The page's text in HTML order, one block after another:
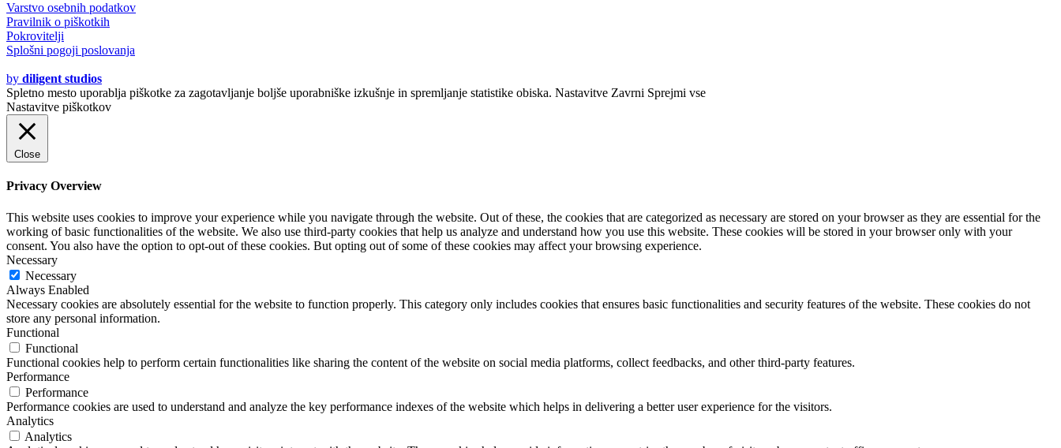
Varstvo osebnih podatkov
Pravilnik o piškotkih
Pokrovitelji
Splošni pogoji poslovanja
by diligent studios
Spletno mesto uporablja piškotke za zagotavljanje boljše uporabniške izkušnje in spremljanje statistike obiska. Nastavitve Zavrni Sprejmi vse
Nastavitve piškotkov
Close
Privacy Overview
This website uses cookies to improve your experience while you navigate through the website. Out of these, the cookies that are categorized as necessary are stored on your browser as they are essential for the
working of basic functionalities of the website. We also use third-party cookies that help us analyze and understand how you use this website. These cookies will be stored in your browser only with your
consent. You also have the option to opt-out of these cookies. But opting out of some of these cookies may affect your browsing experience.
Necessary
Necessary
Always Enabled
Necessary cookies are absolutely essential for the website to function properly. This category only includes cookies that ensures basic functionalities and security features of the website. These cookies do not
store any personal information.
Functional
Functional
Functional cookies help to perform certain functionalities like sharing the content of the website on social media platforms, collect feedbacks, and other third-party features.
Performance
Performance
Performance cookies are used to understand and analyze the key performance indexes of the website which helps in delivering a better user experience for the visitors.
Analytics
Analytics